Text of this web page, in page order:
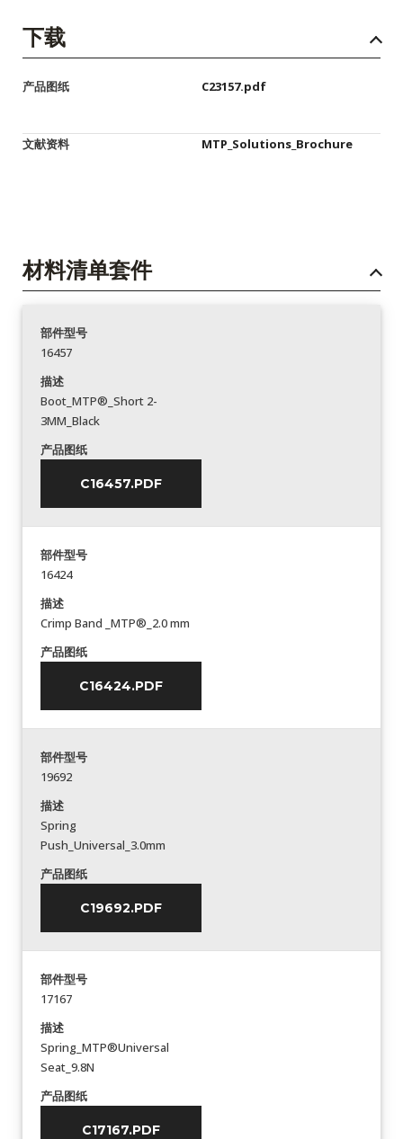
下载
产品图纸 C23157.pdf
文献资料 MTP_Solutions_Brochure
材料清单套件
部件型号
16457
描述
Boot_MTP®_Short 2-
3MM_Black
产品图纸
C16457.PDF
部件型号
16424
描述
Crimp Band _MTP®_2.0 mm
产品图纸
C16424.PDF
部件型号
19692
描述
Spring
Push_Universal_3.0mm
产品图纸
C19692.PDF
部件型号
17167
描述
Spring_MTP®Universal
Seat_9.8N
产品图纸
C17167.PDF